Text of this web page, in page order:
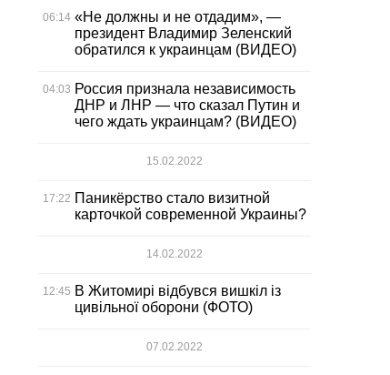
06:14 «Не должны и не отдадим», —
президент Владимир Зеленский
обратился к украинцам (ВИДЕО)
04:03 Россия признала независимость
ДНР и ЛНР — что сказал Путин и
чего ждать украинцам? (ВИДЕО)
15.02.2022
17:22 Паникёрство стало визитной
карточкой современной Украины?
14.02.2022
12:45 В Житомирі відбувся вишкіл із
цивільної оборони (ФОТО)
07.02.2022